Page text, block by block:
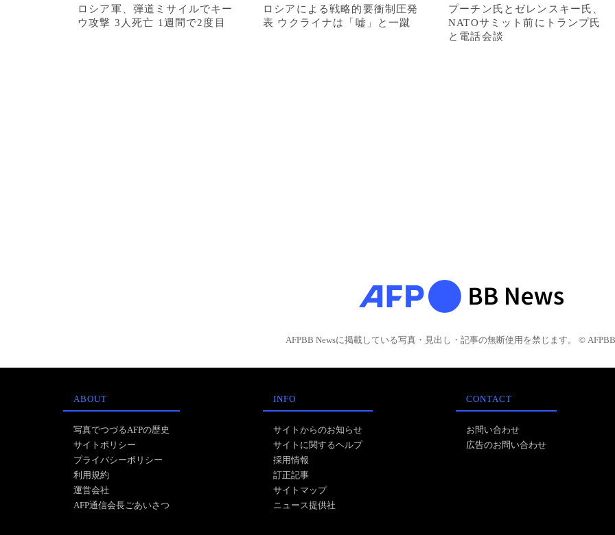
ロシア軍、弾道ミサイルでキー
ウ攻撃 3人死亡 1週間で2度目
ロシアによる戦略的要衝制圧発
表 ウクライナは「嘘」と一蹴
プーチン氏とゼレンスキー氏、
NATOサミット前にトランプ氏
と電話会談
AFPBB Newsに掲載している写真・見出し・記事の無断使用を禁じます。 © AFPBB
ABOUT
写真でつづるAFPの歴史
サイトポリシー
プライバシーポリシー
利用規約
運営会社
AFP通信会長ごあいさつ
INFO
サイトからのお知らせ
サイトに関するヘルプ
採用情報
訂正記事
サイトマップ
ニュース提供社
CONTACT
お問い合わせ
広告のお問い合わせ